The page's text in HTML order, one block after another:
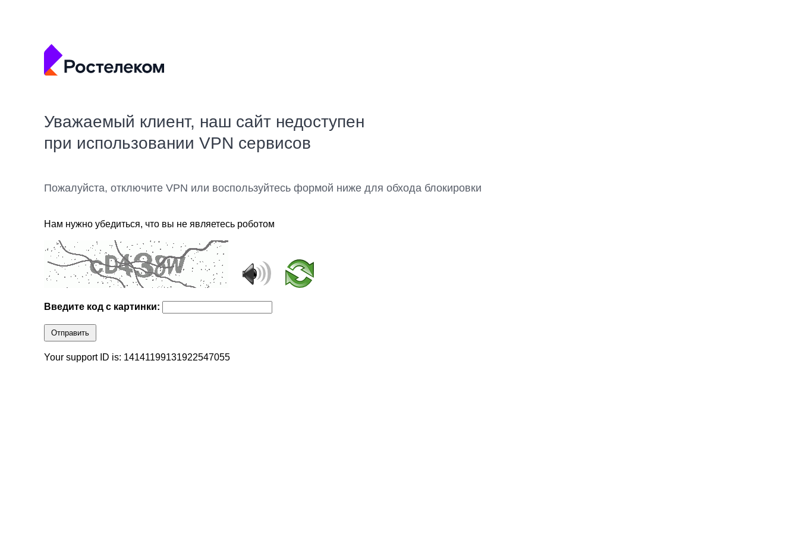
Уважаемый клиент, наш сайт недоступен
при использовании VPN сервисов
Пожалуйста, отключите VPN или воспользуйтесь формой ниже для обхода блокировки
Нам нужно убедиться, что вы не являетесь роботом
Введите код с картинки:
Отправить
Your support ID is: 14141199131922547055